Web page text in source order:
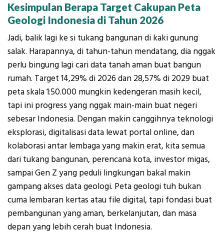
Kesimpulan Berapa Target Cakupan Peta
Geologi Indonesia di Tahun 2026
Jadi, balik lagi ke si tukang bangunan di kaki gunung
salak. Harapannya, di tahun-tahun mendatang, dia nggak
perlu bingung lagi cari data tanah aman buat bangun
rumah. Target 14,29% di 2026 dan 28,57% di 2029 buat
peta skala 1:50.000 mungkin kedengeran masih kecil,
tapi ini progress yang nggak main-main buat negeri
sebesar Indonesia. Dengan makin canggihnya teknologi
eksplorasi, digitalisasi data lewat portal online, dan
kolaborasi antar lembaga yang makin erat, kita semua
dari tukang bangunan, perencana kota, investor migas,
sampai Gen Z yang peduli lingkungan bakal makin
gampang akses data geologi. Peta geologi tuh bukan
cuma lembaran kertas atau file digital, tapi fondasi buat
pembangunan yang aman, berkelanjutan, dan masa
depan yang lebih cerah buat Indonesia.